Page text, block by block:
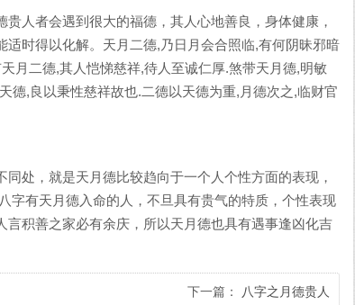
人者会遇到很大的福德，其人心地善良，身体健康，
时得以化解。天月二德,乃日月会合照临,有何阴昧邪暗
月二德,其人恺悌慈祥,待人至诚仁厚.煞带天月德,明敏
德,良以秉性慈祥故也.二德以天德为重,月德次之,临财官
处，就是天月德比较趋向于一个人个性方面的表现，
字有天月德入命的人，不旦具有贵气的特质，个性表现
积善之家必有余庆，所以天月德也具有遇事逢凶化吉
下一篇： 八字之月德贵人